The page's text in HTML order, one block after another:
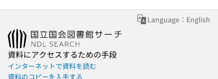
Language：English
資料にアクセスするための手段
インターネットで資料を読む
資料のコピーを入手する